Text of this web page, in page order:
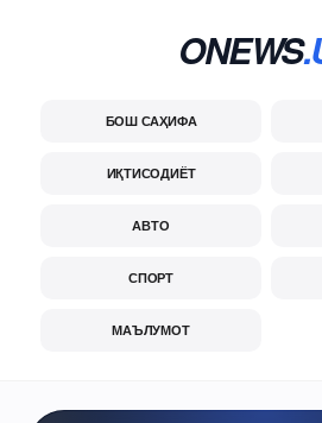
ONEWS
БОШ САҲИФА
ИҚТИСОДИЁТ
АВТО
СПОРТ
МАЪЛУМОТ